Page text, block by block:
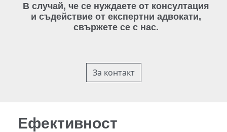
В случай, че се нуждаете от консултация
и съдействие от експертни адвокати,
свържете се с нас.
За контакт
Ефективност